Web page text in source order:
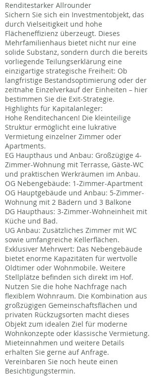
Renditestarker Allrounder
Sichern Sie sich ein Investmentobjekt, das
durch Vielseitigkeit und hohe
Flächeneffizienz überzeugt. Dieses
Mehrfamilienhaus bietet nicht nur eine
solide Substanz, sondern durch die bereits
vorliegende Teilungserklärung eine
einzigartige strategische Freiheit: Ob
langfristige Bestandsoptimierung oder der
zeitnahe Einzelverkauf der Einheiten – hier
bestimmen Sie die Exit-Strategie.
Highlights für Kapitalanleger:
Hohe Renditechancen! Die kleinteilige
Struktur ermöglicht eine lukrative
Vermietung einzelner Zimmer oder
Apartments.
EG Haupthaus und Anbau: Großzügige 4-
Zimmer-Wohnung mit Terrasse, Gäste-WC
und praktischen Werkräumen im Anbau.
OG Nebengebäude: 1-Zimmer-Apartment
OG Hauptgebäude und Anbau: 5-Zimmer-
Wohnung mit 2 Bädern und 3 Balkone
DG Haupthaus: 3-Zimmer-Wohneinheit mit
Küche und Bad.
UG Anbau: Zusätzliches Zimmer mit WC
sowie umfangreiche Kellerflächen.
Exklusiver Mehrwert: Das Nebengebäude
bietet enorme Kapazitäten für wertvolle
Oldtimer oder Wohnmobile. Weitere
Stellplätze befinden sich direkt im Hof.
Nutzen Sie die hohe Nachfrage nach
flexiblem Wohnraum. Die Kombination aus
großzügigen Gemeinschaftsflächen und
privaten Rückzugsorten macht dieses
Objekt zum idealen Ziel für moderne
Wohnkonzepte oder klassische Vermietung.
Mieteinnahmen und weitere Details
erhalten Sie gerne auf Anfrage.
Vereinbaren Sie noch heute einen
Besichtigungstermin.